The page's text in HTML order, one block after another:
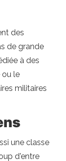
des
de grande
à des
le
militaires
une classe
d'entre